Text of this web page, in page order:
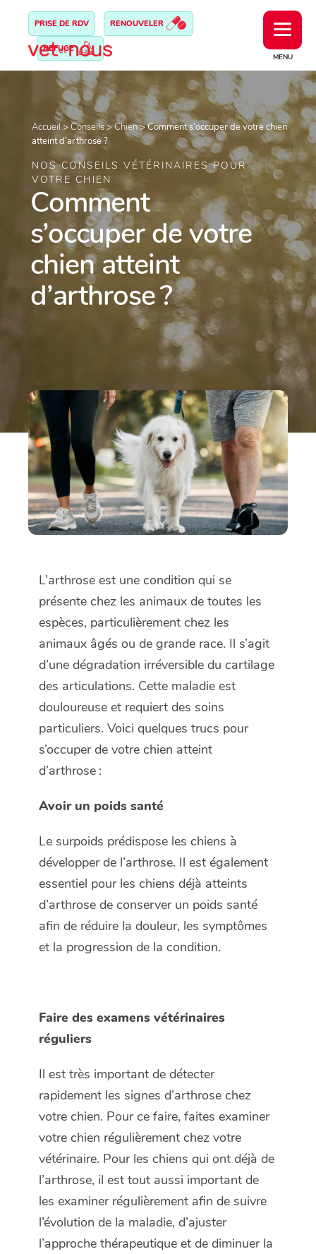
MENU
PRISE DE RDV RENOUVELER
REFUGE
Accueil >Conseils>Chien>Comment s’occuper de votre chien
atteint d’arthrose ?
NOS CONSEILS VÉTÉRINAIRES POUR
VOTRE CHIEN
Comment
s’occuper de votre
chien atteint
d’arthrose ?
L’arthrose est une condition qui se
présente chez les animaux de toutes les
espèces, particulièrement chez les
animaux âgés ou de grande race. Il s’agit
d’une dégradation irréversible du cartilage
des articulations. Cette maladie est
douloureuse et requiert des soins
particuliers. Voici quelques trucs pour
s’occuper de votre chien atteint
d’arthrose :
Avoir un poids santé
Le surpoids prédispose les chiens à
développer de l’arthrose. Il est également
essentiel pour les chiens déjà atteints
d’arthrose de conserver un poids santé
afin de réduire la douleur, les symptômes
et la progression de la condition.
Faire des examens vétérinaires
réguliers
Il est très important de détecter
rapidement les signes d’arthrose chez
votre chien. Pour ce faire, faites examiner
votre chien régulièrement chez votre
vétérinaire. Pour les chiens qui ont déjà de
l’arthrose, il est tout aussi important de
les examiner régulièrement afin de suivre
l’évolution de la maladie, d’ajuster
l’approche thérapeutique et de diminuer la